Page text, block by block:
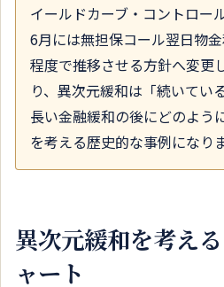
イールドカーブ・コントロー
6月には無担保コール翌日物
程度で推移させる方針へ変更
り、異次元緩和は「続いてい
長い金融緩和の後にどのよう
を考える歴史的な事例になり
異次元緩和を考え
ャート